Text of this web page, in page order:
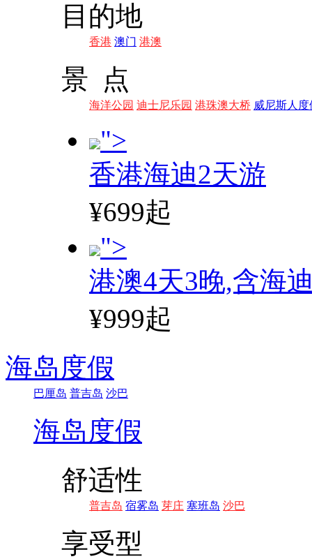
目的地
香港 澳门 港澳
景 点
海洋公园 迪士尼乐园 港珠澳大桥 威尼斯人度
">
香港海迪2天游
¥699起
">
港澳4天3晚,含海
¥999起
海岛度假
巴厘岛 普吉岛 沙巴
海岛度假
舒适性
普吉岛 宿雾岛 芽庄 塞班岛 沙巴
享受型